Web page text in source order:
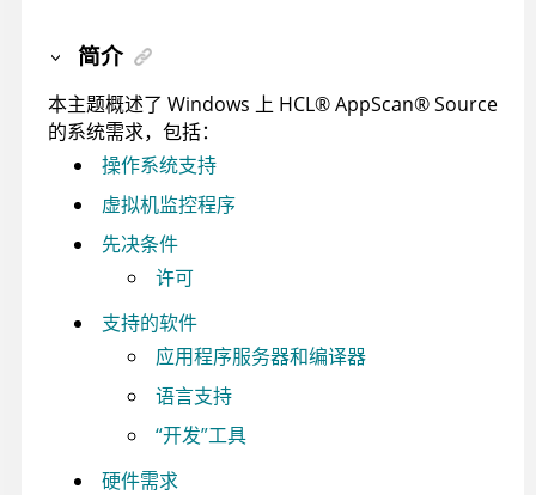
简介
本主题概述了 Windows 上 HCL®AppScan®Source
的系统需求，包括：
操作系统支持
虚拟机监控程序
先决条件
许可
支持的软件
应用程序服务器和编译器
语言支持
“开发”工具
硬件需求